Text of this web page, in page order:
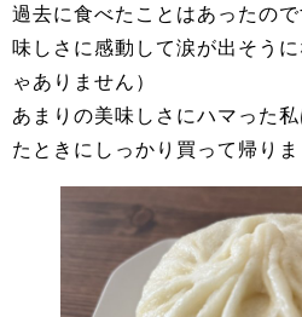
過去に食べたことはあったの
味しさに感動して涙が出そう
ゃありません）
あまりの美味しさにハマった
たときにしっかり買って帰りま